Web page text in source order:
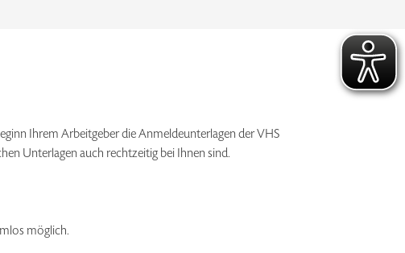
Ihrem Arbeitgeber die Anmeldeunterlagen der VHS
Unterlagen auch rechtzeitig bei Ihnen sind.
möglich.